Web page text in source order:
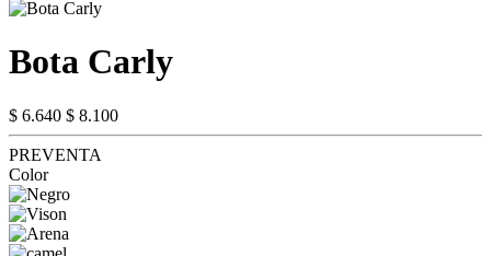
Bota Carly
$ 6.640 $ 8.100
PREVENTA
Color